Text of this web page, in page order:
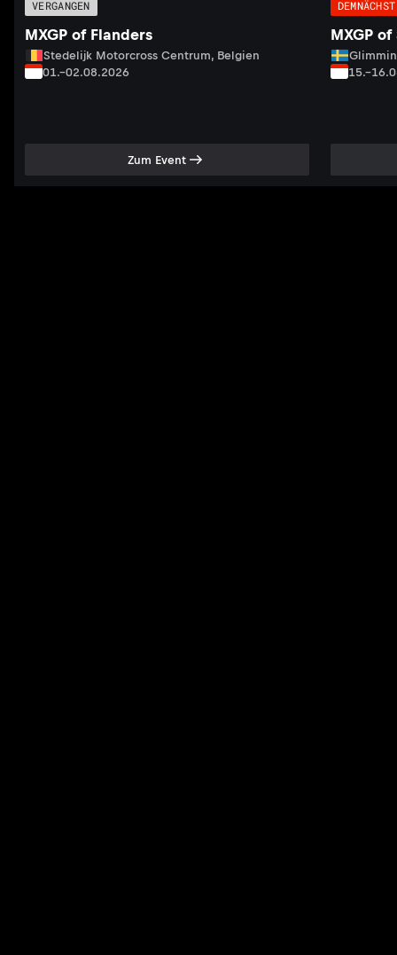
VERGANGEN
MXGP of Flanders
Stedelijk Motorcross Centrum, Belgien
01.–02.08.2026
Zum Event
DEMNÄCHST
MXGP